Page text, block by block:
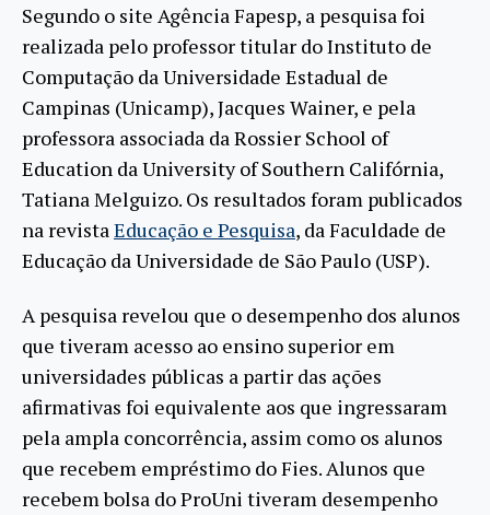
Segundo o site Agência Fapesp, a pesquisa foi
realizada pelo professor titular do Instituto de
Computação da Universidade Estadual de
Campinas (Unicamp), Jacques Wainer, e pela
professora associada da Rossier School of
Education da University of Southern Califórnia,
Tatiana Melguizo. Os resultados foram publicados
na revista Educação e Pesquisa, da Faculdade de
Educação da Universidade de São Paulo (USP).
A pesquisa revelou que o desempenho dos alunos
que tiveram acesso ao ensino superior em
universidades públicas a partir das ações
afirmativas foi equivalente aos que ingressaram
pela ampla concorrência, assim como os alunos
que recebem empréstimo do Fies. Alunos que
recebem bolsa do ProUni tiveram desempenho